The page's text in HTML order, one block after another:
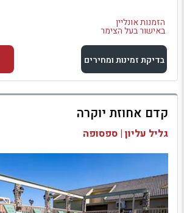
הזמנות אונליין
באישור בעל הצימר
בדיקת זמינות ומחירים
למתחם זה
בדיקת זמינות ומחירים
קדם אחוזת יוקרה
גליל עליון | ספסופה